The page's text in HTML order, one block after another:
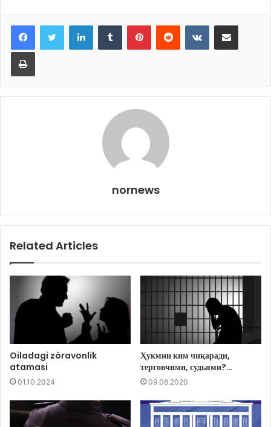
LinkedInTumblr PinterestReddit VKontakteShare via Email
Print
nornews
Related Articles
Oiladagi zòravonlik
atamasi
01.10.2024
Ҳукмни ким чиқаради,
терговчими, судьями?…
09.08.2020